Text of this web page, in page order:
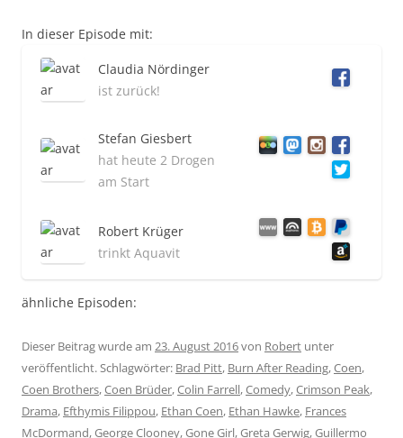
In dieser Episode mit:
Claudia Nördinger
ist zurück!
Stefan Giesbert
hat heute 2 Drogen
am Start
Robert Krüger
trinkt Aquavit
ähnliche Episoden:
Dieser Beitrag wurde am 23. August 2016von Robert unter
veröffentlicht. Schlagwörter: Brad Pitt, Burn After Reading,Coen,
Coen Brothers,Coen Brüder,Colin Farrell,Comedy,Crimson Peak,
Drama, Efthymis Filippou, Ethan Coen, Ethan Hawke, Frances
McDormand,George Clooney,Gone Girl,Greta Gerwig,Guillermo